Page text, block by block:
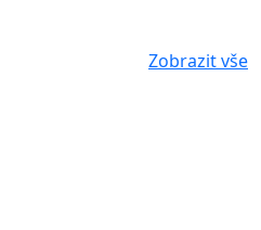
Zobrazit vše